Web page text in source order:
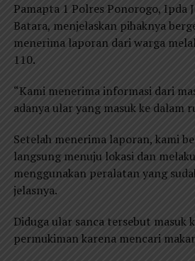
Pamapta 1 Polres Ponorogo, Ipda
Batara, menjelaskan pihaknya
menerima laporan dari warga
110.
“Kami menerima informasi dari
adanya ular yang masuk ke dalam
Setelah menerima laporan, kami
langsung menuju lokasi dan
menggunakan peralatan yang
jelasnya.
Diduga ular sanca tersebut masuk
permukiman karena mencari